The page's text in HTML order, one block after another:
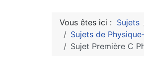
Vous êtes ici : Sujets
Sujets de
Sujet Première C